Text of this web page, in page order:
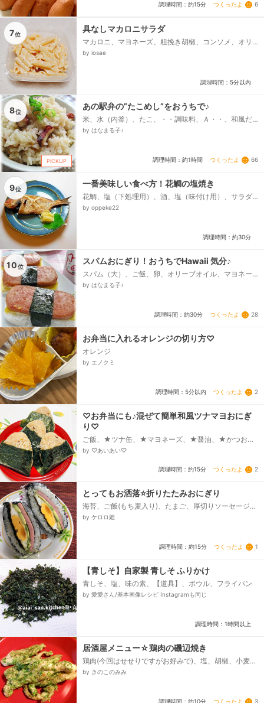
調理時間：約15分 つくったよ 6
7位
具なしマカロニサラダ
マカロニ、マヨネーズ、粗挽き胡椒、コンソメ、オリ
ーブオイル
by iosae
調理時間：5分以内
8位
PICKUP
あの駅弁の”たこめし”をおうちで♪
米、水（内釜）、たこ、・・調味料、Ａ・・、和風だ
しの素（粉末）、酒、しょうゆ、塩、・・・・・・、
by はなまる子♪
調理時間：約1時間 つくったよ 66
9位
一番美味しい食べ方！花鯛の塩焼き
花鯛、塩（下処理用）、酒、塩（味付け用）、サラダ
油、（生姜の甘酢漬け）
by oppeke22
調理時間：約30分
10位
スパムおにぎり！おうちでHawaii 気分♪
スパム（大）、ご飯、卵、オリーブオイル、マヨネー
ズ、焼き海苔（全形）
by はなまる子♪
調理時間：約30分 つくったよ 28
お弁当に入れるオレンジの切り方♡
オレンジ
by エノクミ
調理時間：5分以内 つくったよ 2
♡お弁当にも♪混ぜて簡単和風ツナマヨおにぎ
り♡
ご飯、★ツナ缶、★マヨネーズ、★醤油、★かつおぶ
し、海苔、塩（お好みで）
by ♡あいあい♡
調理時間：約15分 つくったよ 2
とってもお洒落⭐折りたたみおにぎり
海苔、ご飯(もち麦入り)、たまご、厚切りソーセージス
テーキ、アボカドスライス、マヨネーズ
by ケロロ姫
調理時間：約15分 つくったよ 1
【青しそ】自家製 青しそ ふりかけ
青しそ、塩、味の素、【道具】、ボウル、フライパン
by 愛愛さん/基本画像レシピ Instagramも同じ
調理時間：1時間以上
居酒屋メニュー☆鶏肉の磯辺焼き
鶏肉(今回はせせりですがお好みで)、塩、胡椒、小麦粉
＋青海苔、キャノーラ油
by きのこのみみ
調理時間：約10分 つくったよ 3